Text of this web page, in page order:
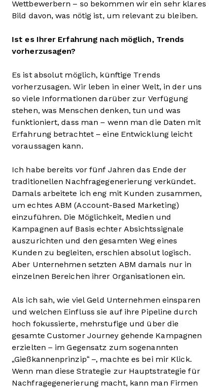
Wettbewerbern – so bekommen wir ein sehr klares
Bild davon, was nötig ist, um relevant zu bleiben.
Ist es Ihrer Erfahrung nach möglich, Trends
vorherzusagen?
Es ist absolut möglich, künftige Trends
vorherzusagen. Wir leben in einer Welt, in der uns
so viele Informationen darüber zur Verfügung
stehen, was Menschen denken, tun und was
funktioniert, dass man – wenn man die Daten mit
Erfahrung betrachtet – eine Entwicklung leicht
voraussagen kann.
Ich habe bereits vor fünf Jahren das Ende der
traditionellen Nachfragegenerierung verkündet.
Damals arbeitete ich eng mit Kunden zusammen,
um echtes ABM (Account-Based Marketing)
einzuführen. Die Möglichkeit, Medien und
Kampagnen auf Basis echter Absichtssignale
auszurichten und den gesamten Weg eines
Kunden zu begleiten, erschien absolut logisch.
Aber Unternehmen setzten ABM damals nur in
einzelnen Bereichen ihrer Organisationen ein.
Als ich sah, wie viel Geld Unternehmen einsparen
und welchen Einfluss sie auf ihre Pipeline durch
hoch fokussierte, mehrstufige und über die
gesamte Customer Journey gehende Kampagnen
erzielten – im Gegensatz zum sogenannten
„Gießkannenprinzip“ –, machte es bei mir Klick.
Wenn man diese Strategie zur Hauptstrategie für
Nachfragegenerierung macht, kann man Firmen